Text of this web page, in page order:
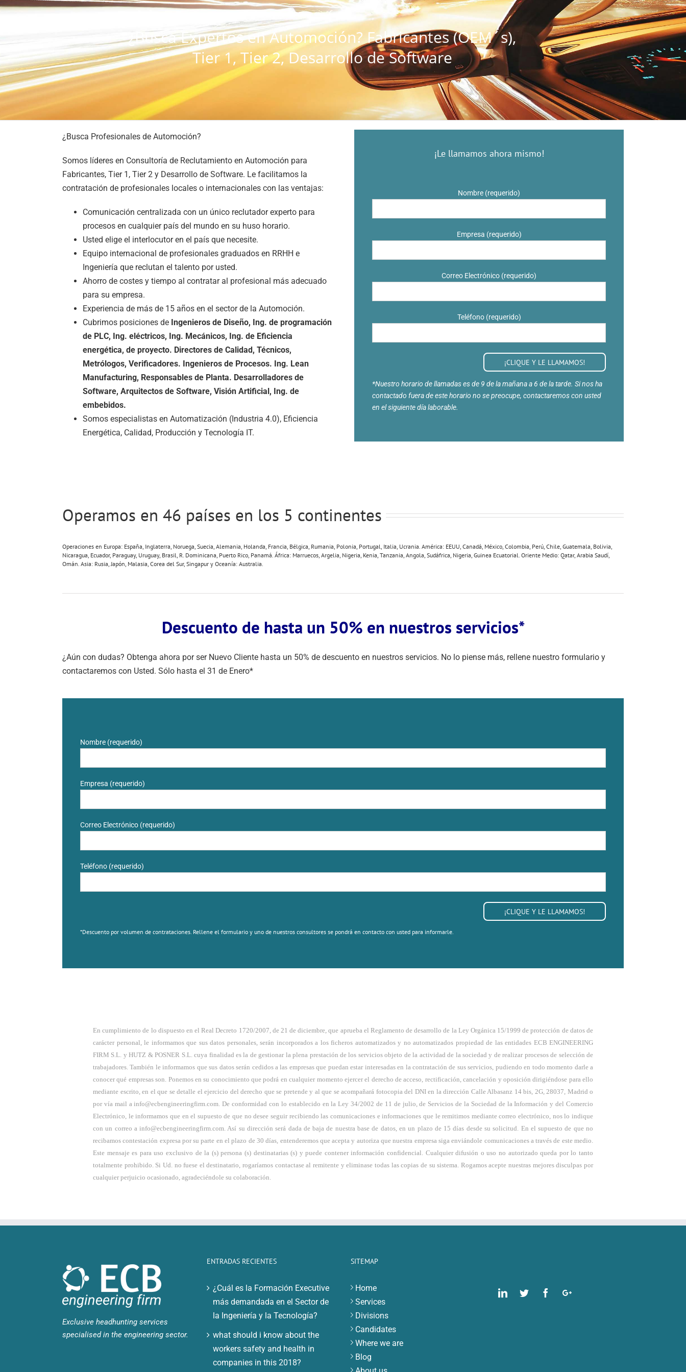
¿Busca Expertos en Automoción? Fabricantes (OEM´s),
Tier 1, Tier 2, Desarrollo de Software
¿Busca Profesionales de Automoción?
Somos líderes en Consultoría de Reclutamiento en Automoción para
Fabricantes, Tier 1, Tier 2 y Desarrollo de Software. Le facilitamos la
contratación de profesionales locales o internacionales con las ventajas:
Comunicación centralizada con un único reclutador experto para
procesos en cualquier país del mundo en su huso horario.
Usted elige el interlocutor en el país que necesite.
Equipo internacional de profesionales graduados en RRHH e
Ingeniería que reclutan el talento por usted.
Ahorro de costes y tiempo al contratar al profesional más adecuado
para su empresa.
Experiencia de más de 15 años en el sector de la Automoción.
Cubrimos posiciones de Ingenieros de Diseño, Ing. de programación
de PLC, Ing. eléctricos, Ing. Mecánicos, Ing. de Eficiencia
energética, de proyecto. Directores de Calidad, Técnicos,
Metrólogos, Verificadores. Ingenieros de Procesos. Ing. Lean
Manufacturing, Responsables de Planta. Desarrolladores de
Software, Arquitectos de Software, Visión Artificial, Ing. de
embebidos.
Somos especialistas en Automatización (Industria 4.0), Eficiencia
Energética, Calidad, Producción y Tecnología IT.
¡Le llamamos ahora mismo!
Nombre (requerido)
Empresa (requerido)
Correo Electrónico (requerido)
Teléfono (requerido)
*Nuestro horario de llamadas es de 9 de la mañana a 6 de la tarde. Si nos ha
contactado fuera de este horario no se preocupe, contactaremos con usted
en el siguiente día laborable.
Operamos en 46 países en los 5 continentes
Operaciones en Europa: España, Inglaterra, Noruega, Suecia, Alemania, Holanda, Francia, Bélgica, Rumania, Polonia, Portugal, Italia, Ucrania. América: EEUU, Canadá, México, Colombia, Perú, Chile, Guatemala, Bolivia,
Nicaragua, Ecuador, Paraguay, Uruguay, Brasil, R. Dominicana, Puerto Rico, Panamá. África: Marruecos, Argelia, Nigeria, Kenia, Tanzania, Angola, Sudáfrica, Nigeria, Guinea Ecuatorial. Oriente Medio: Qatar, Arabia Saudí,
Omán. Asia: Rusia, Japón, Malasia, Corea del Sur, Singapur y Oceanía: Australia.
Descuento de hasta un 50% en nuestros servicios*
¿Aún con dudas? Obtenga ahora por ser Nuevo Cliente hasta un 50% de descuento en nuestros servicios. No lo piense más, rellene nuestro formulario y
contactaremos con Usted. Sólo hasta el 31 de Enero*
Nombre (requerido)
Empresa (requerido)
Correo Electrónico (requerido)
Teléfono (requerido)
*Descuento por volumen de contrataciones. Rellene el formulario y uno de nuestros consultores se pondrá en contacto con usted para informarle.
En cumplimiento de lo dispuesto en el Real Decreto 1720/2007, de 21 de diciembre, que aprueba el Reglamento de desarrollo de la Ley Orgánica 15/1999 de protección de datos de
carácter personal, le informamos que sus datos personales, serán incorporados a los ficheros automatizados y no automatizados propiedad de las entidades ECB ENGINEERING
FIRM S.L. y HUTZ & POSNER S.L. cuya finalidad es la de gestionar la plena prestación de los servicios objeto de la actividad de la sociedad y de realizar procesos de selección de
trabajadores. También le informamos que sus datos serán cedidos a las empresas que puedan estar interesadas en la contratación de sus servicios, pudiendo en todo momento darle a
conocer qué empresas son. Ponemos en su conocimiento que podrá en cualquier momento ejercer el derecho de acceso, rectificación, cancelación y oposición dirigiéndose para ello
mediante escrito, en el que se detalle el ejercicio del derecho que se pretende y al que se acompañará fotocopia del DNI en la dirección Calle Albasanz 14 bis, 2G, 28037, Madrid o
por vía mail a info@ecbengineeringfirm.com. De conformidad con lo establecido en la Ley 34/2002 de 11 de julio, de Servicios de la Sociedad de la Información y del Comercio
Electrónico, le informamos que en el supuesto de que no desee seguir recibiendo las comunicaciones e informaciones que le remitimos mediante correo electrónico, nos lo indique
con un correo a info@ecbengineeringfirm.com. Así su dirección será dada de baja de nuestra base de datos, en un plazo de 15 días desde su solicitud. En el supuesto de que no
recibamos contestación expresa por su parte en el plazo de 30 días, entenderemos que acepta y autoriza que nuestra empresa siga enviándole comunicaciones a través de este medio.
Este mensaje es para uso exclusivo de la (s) persona (s) destinatarias (s) y puede contener información confidencial. Cualquier difusión o uso no autorizado queda por lo tanto
totalmente prohibido. Si Ud. no fuese el destinatario, rogaríamos contactase al remitente y eliminase todas las copias de su sistema. Rogamos acepte nuestras mejores disculpas por
cualquier perjuicio ocasionado, agradeciéndole su colaboración.
Exclusive headhunting services
specialised in the engineering sector.
ENTRADAS RECIENTES
¿Cuál es la Formación Executive
más demandada en el Sector de
la Ingeniería y la Tecnología?
what should i know about the
workers safety and health in
companies in this 2018?
SITEMAP
Home
Services
Divisions
Candidates
Where we are
Blog
LinkedinTwitter FacebookGoogle